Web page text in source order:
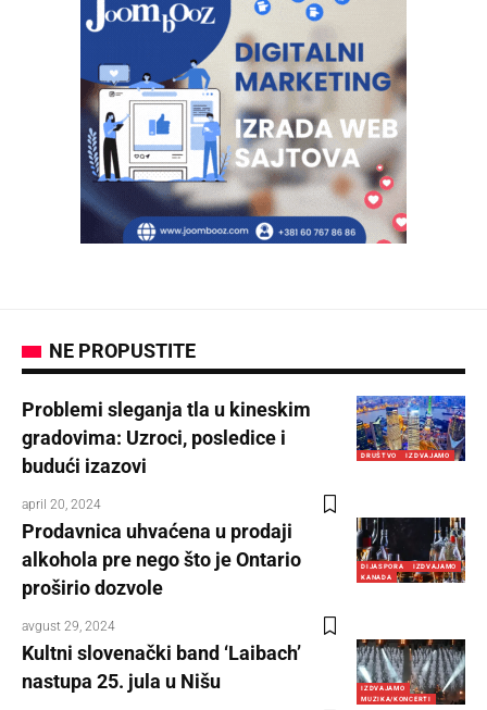
NE PROPUSTITE
DRUŠTVO IZDVAJAMO
Problemi sleganja tla u kineskim
gradovima: Uzroci, posledice i
budući izazovi
april 20, 2024
DIJASPORA
IZDVAJAMO
KANADA
Prodavnica uhvaćena u prodaji
alkohola pre nego što je Ontario
proširio dozvole
avgust 29, 2024
IZDVAJAMO
MUZIKA/KONCERTI
Kultni slovenački band ‘Laibach’
nastupa 25. jula u Nišu